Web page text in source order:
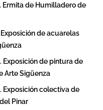
Ermita de Humilladero de
de acuarelas
Exposición de pintura de
Arte Sigüenza
Exposición colectiva de
Pinar